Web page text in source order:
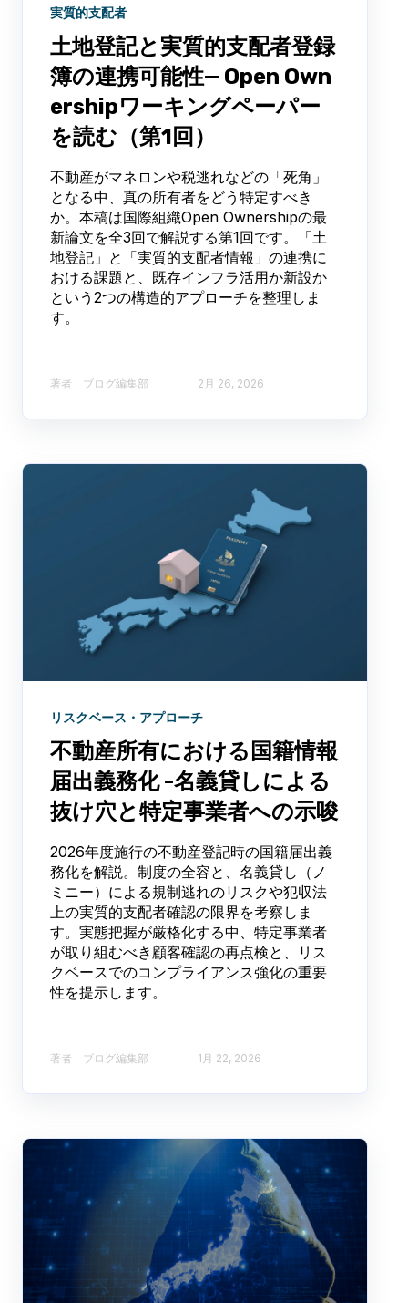
実質的支配者
土地登記と実質的支配者登録
簿の連携可能性— Open Own
ershipワーキングペーパー
を読む（第1回）
不動産がマネロンや税逃れなどの「死角」
となる中、真の所有者をどう特定すべき
か。本稿は国際組織Open Ownershipの最
新論文を全3回で解説する第1回です。「土
地登記」と「実質的支配者情報」の連携に
おける課題と、既存インフラ活用か新設か
という2つの構造的アプローチを整理しま
す。
著者 ブログ編集部​ 2月 26, 2026
リスクベース・アプローチ
不動産所有における国籍情報
届出義務化 -名義貸しによる
抜け穴と特定事業者への示唆
2026年度施行の不動産登記時の国籍届出義
務化を解説。制度の全容と、名義貸し（ノ
ミニー）による規制逃れのリスクや犯収法
上の実質的支配者確認の限界を考察しま
す。実態把握が厳格化する中、特定事業者
が取り組むべき顧客確認の再点検と、リス
クベースでのコンプライアンス強化の重要
性を提示します。
著者 ブログ編集部​ 1月 22, 2026